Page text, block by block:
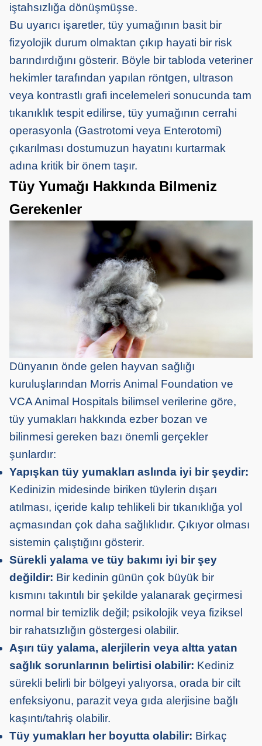
iştahsızlığa dönüşmüşse.
Bu uyarıcı işaretler, tüy yumağının basit bir
fizyolojik durum olmaktan çıkıp hayati bir risk
barındırdığını gösterir. Böyle bir tabloda veteriner
hekimler tarafından yapılan röntgen, ultrason
veya kontrastlı grafi incelemeleri sonucunda tam
tıkanıklık tespit edilirse, tüy yumağının cerrahi
operasyonla (Gastrotomi veya Enterotomi)
çıkarılması dostumuzun hayatını kurtarmak
adına kritik bir önem taşır.
Tüy Yumağı Hakkında Bilmeniz
Gerekenler
Dünyanın önde gelen hayvan sağlığı
kuruluşlarından Morris Animal Foundation ve
VCA Animal Hospitals bilimsel verilerine göre,
tüy yumakları hakkında ezber bozan ve
bilinmesi gereken bazı önemli gerçekler
şunlardır:
Yapışkan tüy yumakları aslında iyi bir şeydir:
Kedinizin midesinde biriken tüylerin dışarı
atılması, içeride kalıp tehlikeli bir tıkanıklığa yol
açmasından çok daha sağlıklıdır. Çıkıyor olması
sistemin çalıştığını gösterir.
Sürekli yalama ve tüy bakımı iyi bir şey
değildir: Bir kedinin günün çok büyük bir
kısmını takıntılı bir şekilde yalanarak geçirmesi
normal bir temizlik değil; psikolojik veya fiziksel
bir rahatsızlığın göstergesi olabilir.
Aşırı tüy yalama, alerjilerin veya altta yatan
sağlık sorunlarının belirtisi olabilir: Kediniz
sürekli belirli bir bölgeyi yalıyorsa, orada bir cilt
enfeksiyonu, parazit veya gıda alerjisine bağlı
kaşıntı/tahriş olabilir.
Tüy yumakları her boyutta olabilir: Birkaç